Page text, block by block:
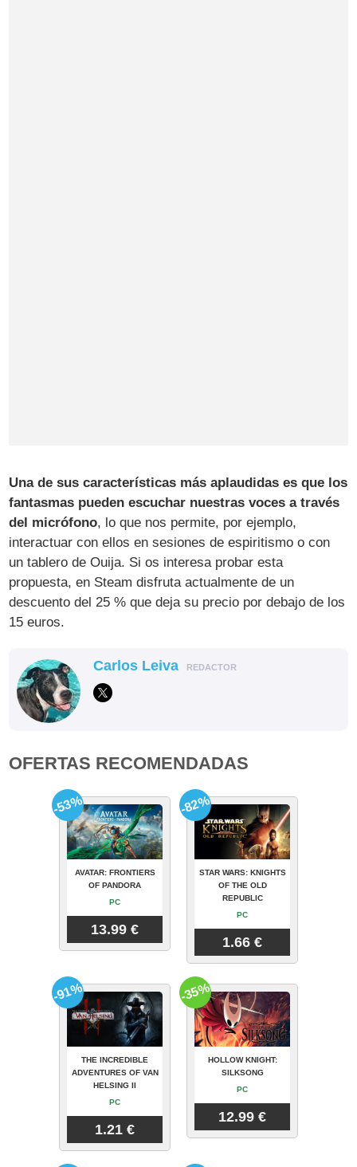
Una de sus características más aplaudidas es que los
fantasmas pueden escuchar nuestras voces a través
del micrófono, lo que nos permite, por ejemplo,
interactuar con ellos en sesiones de espiritismo o con
un tablero de Ouija. Si os interesa probar esta
propuesta, en Steam disfruta actualmente de un
descuento del 25 % que deja su precio por debajo de los
15 euros.
Carlos Leiva REDACTOR
OFERTAS RECOMENDADAS
AVATAR: FRONTIERS
OF PANDORA
PC
13.99 €
-53%
STAR WARS: KNIGHTS
OF THE OLD
REPUBLIC
PC
1.66 €
-82%
THE INCREDIBLE
ADVENTURES OF VAN
HELSING II
PC
1.21 €
-91%
HOLLOW KNIGHT:
SILKSONG
PC
12.99 €
-35%